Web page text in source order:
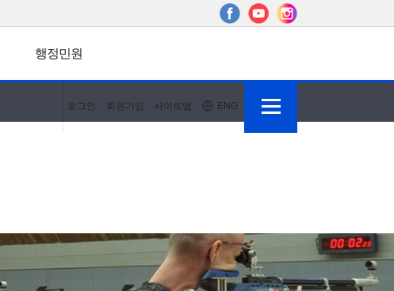
행정민원
로그인 회원가입 사이트맵 ENG